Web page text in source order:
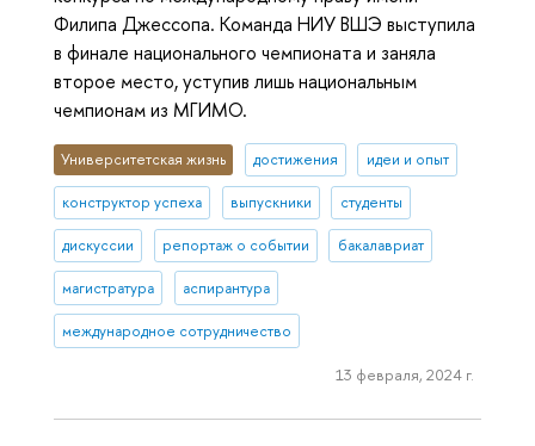
Филипа Джессопа. Команда НИУ ВШЭ выступила
в финале национального чемпионата и заняла
второе место, уступив лишь национальным
чемпионам из МГИМО.
Университетская жизнь достижения идеи и опыт
конструктор успеха выпускники студенты
дискуссии репортаж о событии бакалавриат
магистратура аспирантура
международное сотрудничество
13 февраля, 2024 г.